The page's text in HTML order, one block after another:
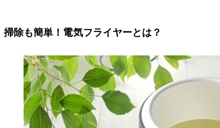
掃除も簡単！電気フライヤーとは？